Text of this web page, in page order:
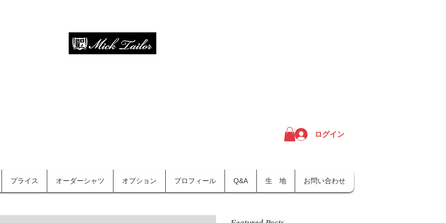
ログイン
プライス オーダーシャツ オプション プロフィール Q&A 生 地 お問い合わせ